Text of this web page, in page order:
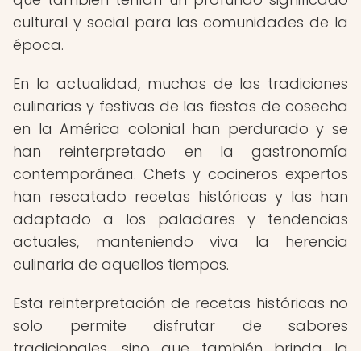
cultural y social para las comunidades de la
época.
En la actualidad, muchas de las tradiciones
culinarias y festivas de las fiestas de cosecha
en la América colonial han perdurado y se
han reinterpretado en la gastronomía
contemporánea. Chefs y cocineros expertos
han rescatado recetas históricas y las han
adaptado a los paladares y tendencias
actuales, manteniendo viva la herencia
culinaria de aquellos tiempos.
Esta reinterpretación de recetas históricas no
solo permite disfrutar de sabores